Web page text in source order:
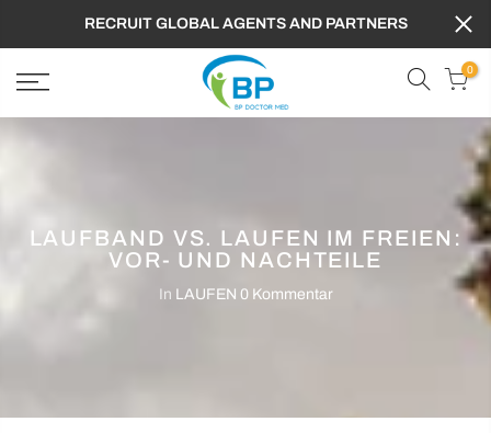
RECRUIT GLOBAL AGENTS AND PARTNERS
0
LAUFBAND VS. LAUFEN IM FREIEN:
VOR- UND NACHTEILE
In LAUFEN 0 Kommentar